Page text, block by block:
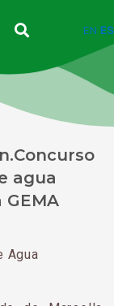
EN ES
agua
Agua